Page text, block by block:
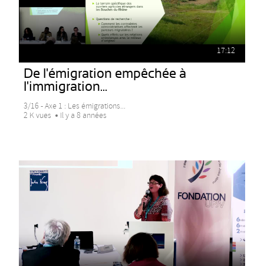
17:12
De l'émigration empêchée à
l'immigration...
3/16 - Axe 1 : Les émigrations...
2 K vues
Il y a 8 années